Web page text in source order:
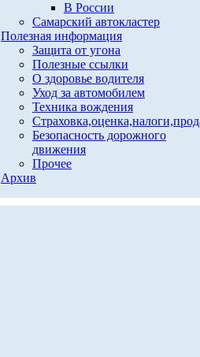
В России
Самарский автокластер
Полезная информация
Защита от угона
Полезные ссылки
О здоровье водителя
Уход за автомобилем
Техника вождения
Безопасность дорожного
движения
Прочее
Архив